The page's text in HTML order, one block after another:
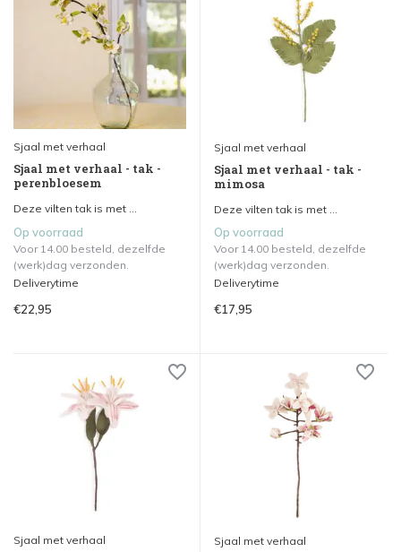
Sjaal met verhaal
Sjaal met verhaal - tak -
perenbloesem
Deze vilten tak is met ...
Op voorraad
Voor 14.00 besteld, dezelfde
(werk)dag verzonden.
Deliverytime
€22,95
Sjaal met verhaal
Sjaal met verhaal - tak -
mimosa
Deze vilten tak is met ...
Op voorraad
Voor 14.00 besteld, dezelfde
(werk)dag verzonden.
Deliverytime
€17,95
Sjaal met verhaal Sjaal met verhaal